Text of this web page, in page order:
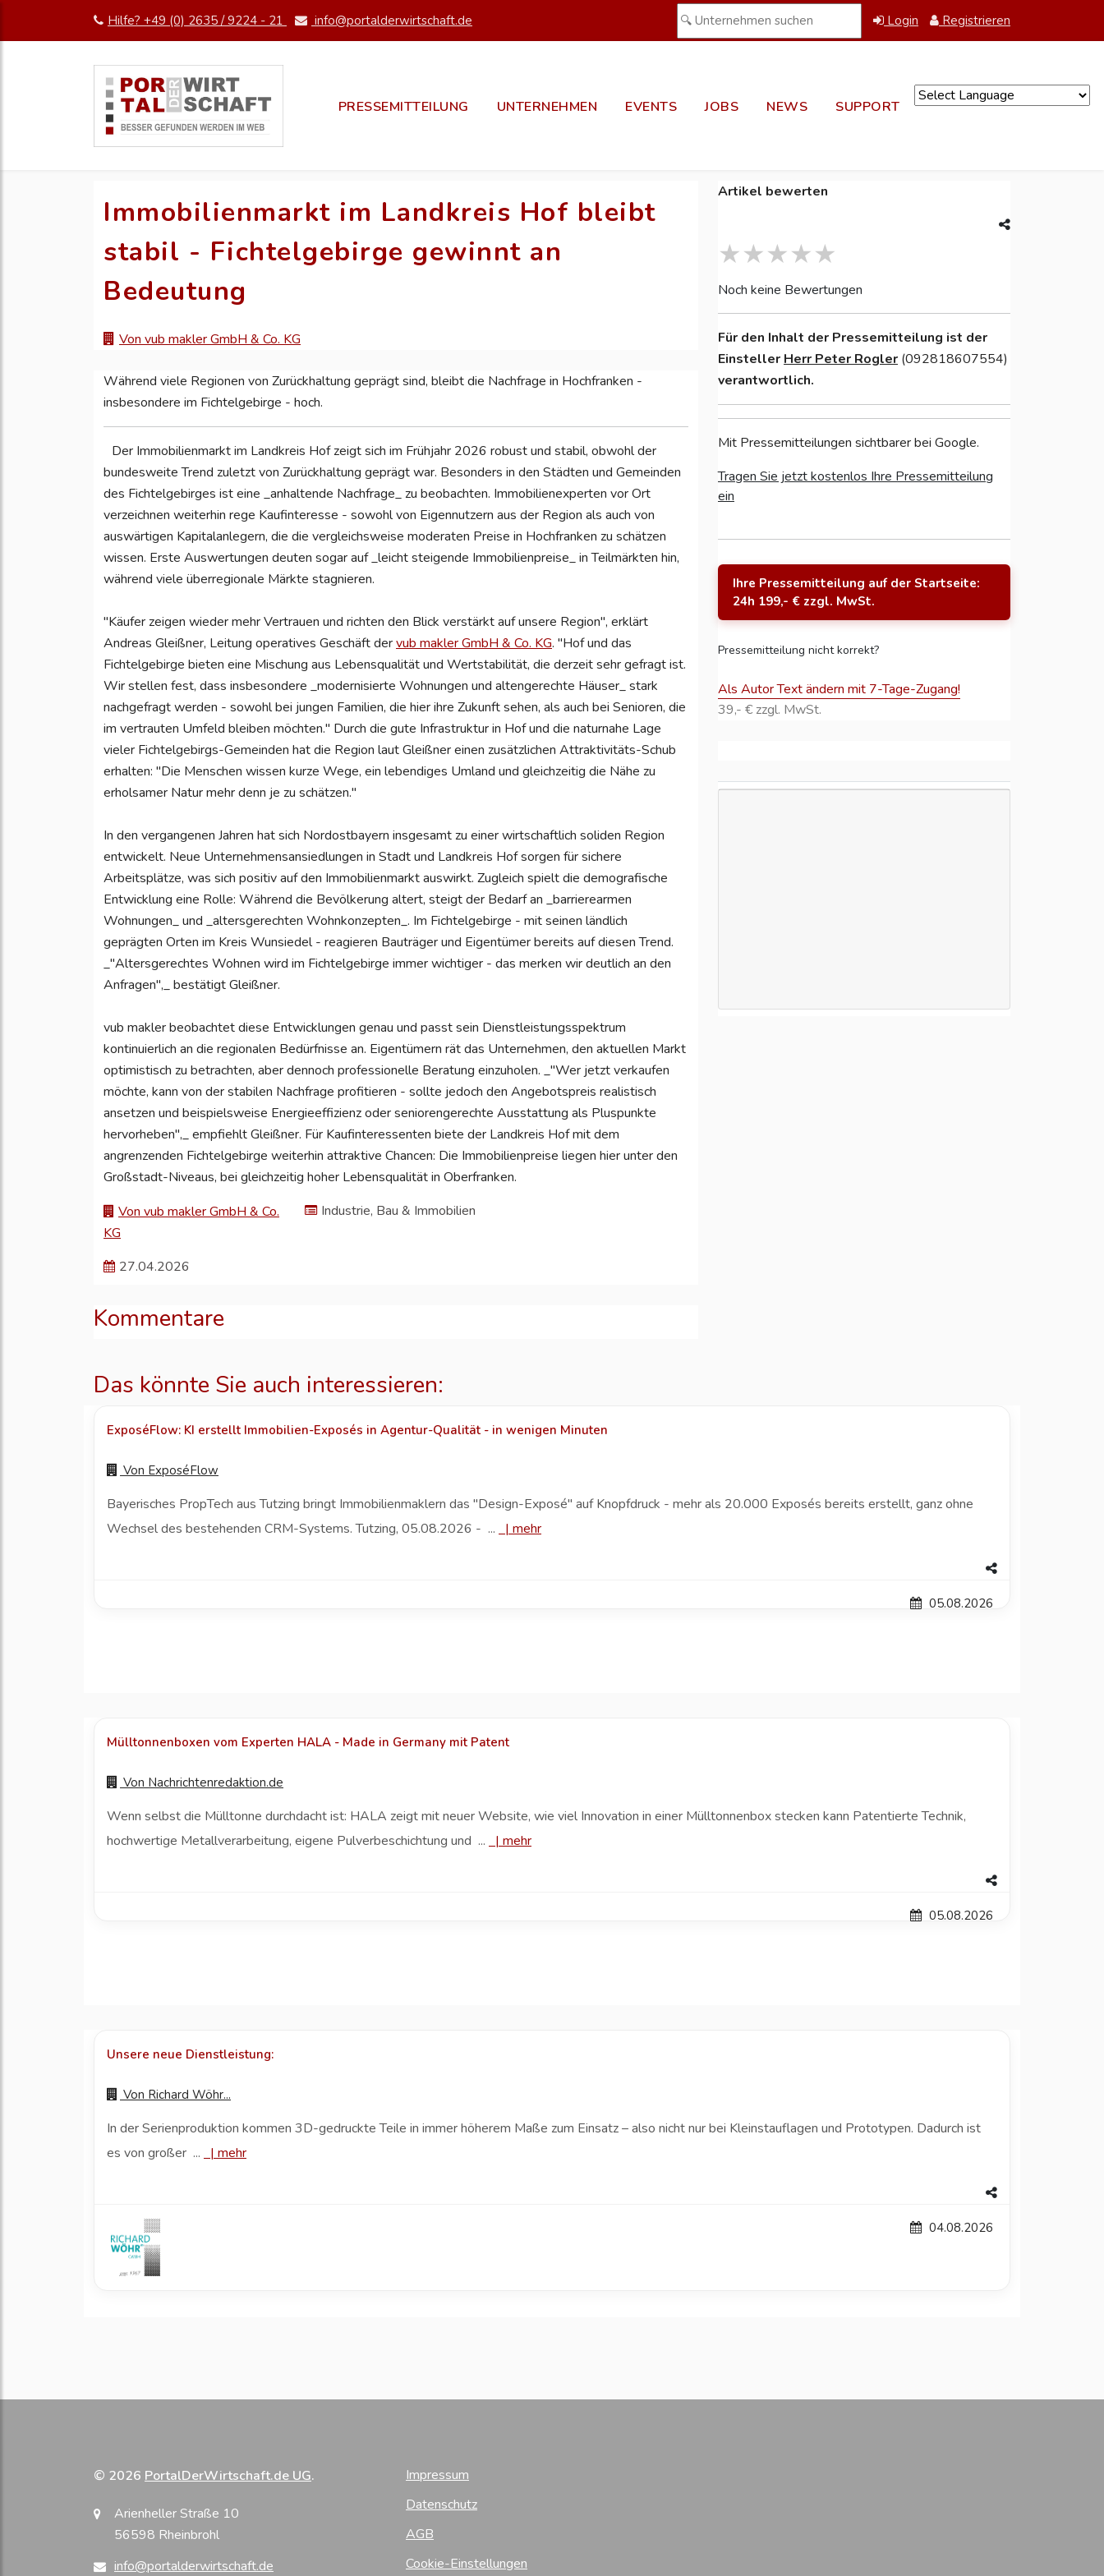
Hilfe? +49 (0) 2635 / 9224 - 21 info@portalderwirtschaft.de Login Registrieren
PRESSEMITTEILUNG UNTERNEHMEN EVENTS JOBS NEWS SUPPORT
Immobilienmarkt im Landkreis Hof bleibt
stabil - Fichtelgebirge gewinnt an
Bedeutung
Von vub makler GmbH & Co. KG
Während viele Regionen von Zurückhaltung geprägt sind, bleibt die Nachfrage in Hochfranken -
insbesondere im Fichtelgebirge - hoch.
Der Immobilienmarkt im Landkreis Hof zeigt sich im Frühjahr 2026 robust und stabil, obwohl der
bundesweite Trend zuletzt von Zurückhaltung geprägt war. Besonders in den Städten und Gemeinden
des Fichtelgebirges ist eine _anhaltende Nachfrage_ zu beobachten. Immobilienexperten vor Ort
verzeichnen weiterhin rege Kaufinteresse - sowohl von Eigennutzern aus der Region als auch von
auswärtigen Kapitalanlegern, die die vergleichsweise moderaten Preise in Hochfranken zu schätzen
wissen. Erste Auswertungen deuten sogar auf _leicht steigende Immobilienpreise_ in Teilmärkten hin,
während viele überregionale Märkte stagnieren.
"Käufer zeigen wieder mehr Vertrauen und richten den Blick verstärkt auf unsere Region", erklärt
Andreas Gleißner, Leitung operatives Geschäft dervub makler GmbH & Co. KG. "Hof und das
Fichtelgebirge bieten eine Mischung aus Lebensqualität und Wertstabilität, die derzeit sehr gefragt ist.
Wir stellen fest, dass insbesondere _modernisierte Wohnungen und altengerechte Häuser_ stark
nachgefragt werden - sowohl bei jungen Familien, die hier ihre Zukunft sehen, als auch bei Senioren, die
im vertrauten Umfeld bleiben möchten." Durch die gute Infrastruktur in Hof und die naturnahe Lage
vieler Fichtelgebirgs-Gemeinden hat die Region laut Gleißner einen zusätzlichen Attraktivitäts-Schub
erhalten: "Die Menschen wissen kurze Wege, ein lebendiges Umland und gleichzeitig die Nähe zu
erholsamer Natur mehr denn je zu schätzen."
In den vergangenen Jahren hat sich Nordostbayern insgesamt zu einer wirtschaftlich soliden Region
entwickelt. Neue Unternehmensansiedlungen in Stadt und Landkreis Hof sorgen für sichere
Arbeitsplätze, was sich positiv auf den Immobilienmarkt auswirkt. Zugleich spielt die demografische
Entwicklung eine Rolle: Während die Bevölkerung altert, steigt der Bedarf an _barrierearmen
Wohnungen_ und _altersgerechten Wohnkonzepten_. Im Fichtelgebirge - mit seinen ländlich
geprägten Orten im Kreis Wunsiedel - reagieren Bauträger und Eigentümer bereits auf diesen Trend.
_"Altersgerechtes Wohnen wird im Fichtelgebirge immer wichtiger - das merken wir deutlich an den
Anfragen",_ bestätigt Gleißner.
vub makler beobachtet diese Entwicklungen genau und passt sein Dienstleistungsspektrum
kontinuierlich an die regionalen Bedürfnisse an. Eigentümern rät das Unternehmen, den aktuellen Markt
optimistisch zu betrachten, aber dennoch professionelle Beratung einzuholen. _"Wer jetzt verkaufen
möchte, kann von der stabilen Nachfrage profitieren - sollte jedoch den Angebotspreis realistisch
ansetzen und beispielsweise Energieeffizienz oder seniorengerechte Ausstattung als Pluspunkte
hervorheben",_ empfiehlt Gleißner. Für Kaufinteressenten biete der Landkreis Hof mit dem
angrenzenden Fichtelgebirge weiterhin attraktive Chancen: Die Immobilienpreise liegen hier unter den
Großstadt-Niveaus, bei gleichzeitig hoher Lebensqualität in Oberfranken.
Von vub makler GmbH & Co.
KG
Industrie, Bau & Immobilien
27.04.2026
Kommentare
Artikel bewerten
Noch keine Bewertungen
Für den Inhalt der Pressemitteilung ist der
Einsteller Herr Peter Rogler (092818607554)
verantwortlich.
Mit Pressemitteilungen sichtbarer bei Google.
Tragen Sie jetzt kostenlos Ihre Pressemitteilung
ein
Ihre Pressemitteilung auf der Startseite:
24h 199,- € zzgl. MwSt.
Pressemitteilung nicht korrekt?
Als Autor Text ändern mit 7-Tage-Zugang!
39,- € zzgl. MwSt.
Das könnte Sie auch interessieren:
ExposéFlow: KI erstellt Immobilien-Exposés in Agentur-Qualität - in wenigen Minuten
Von ExposéFlow
Bayerisches PropTech aus Tutzing bringt Immobilienmaklern das "Design-Exposé" auf Knopfdruck - mehr als 20.000 Exposés bereits erstellt, ganz ohne
Wechsel des bestehenden CRM-Systems. Tutzing, 05.08.2026 - ... |mehr
05.08.2026
Mülltonnenboxen vom Experten HALA - Made in Germany mit Patent
Von Nachrichtenredaktion.de
Wenn selbst die Mülltonne durchdacht ist: HALA zeigt mit neuer Website, wie viel Innovation in einer Mülltonnenbox stecken kann Patentierte Technik,
hochwertige Metallverarbeitung, eigene Pulverbeschichtung und ... |mehr
05.08.2026
Unsere neue Dienstleistung:
Von Richard Wöhr...
In der Serienproduktion kommen 3D-gedruckte Teile in immer höherem Maße zum Einsatz – also nicht nur bei Kleinstauflagen und Prototypen. Dadurch ist
es von großer ... |mehr
04.08.2026
© 2026 PortalDerWirtschaft.de UG.
Arienheller Straße 10
56598 Rheinbrohl
info@portalderwirtschaft.de
Impressum
Datenschutz
AGB
Cookie-Einstellungen